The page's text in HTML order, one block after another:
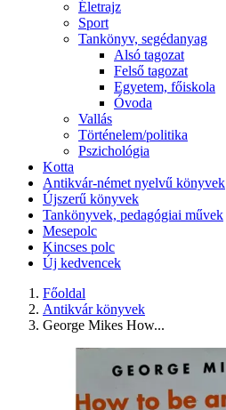
Életrajz
Sport
Tankönyv, segédanyag
Alsó tagozat
Felső tagozat
Egyetem, főiskola
Óvoda
Vallás
Történelem/politika
Pszichológia
Kotta
Antikvár-német nyelvű könyvek
Újszerű könyvek
Tankönyvek, pedagógiai művek
Mesepolc
Kincses polc
Új kedvencek
Főoldal
Antikvár könyvek
George Mikes How...